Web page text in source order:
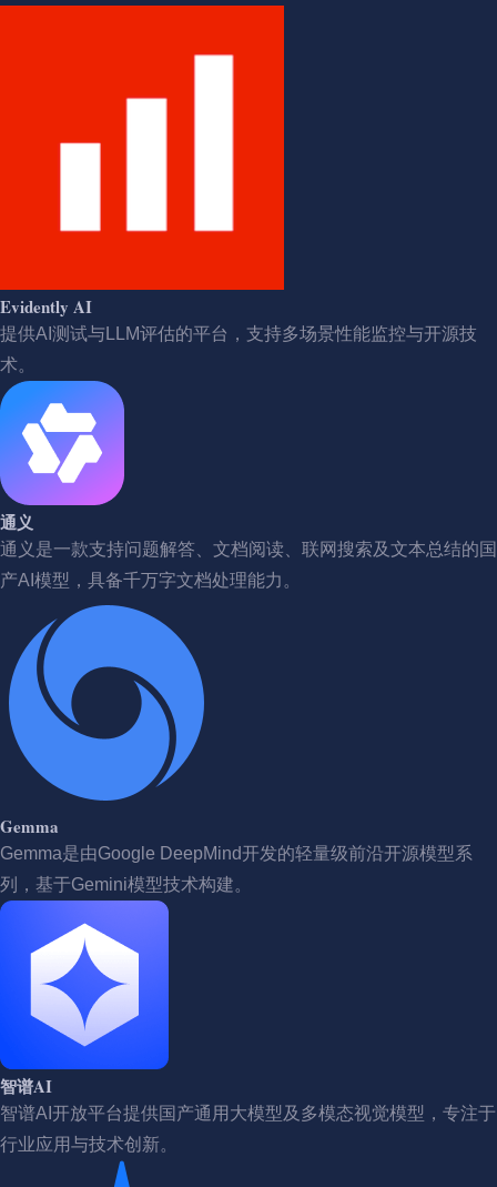
Evidently AI
提供AI测试与LLM评估的平台，支持多场景性能监控与开源技
术。
通义
通义是一款支持问题解答、文档阅读、联网搜索及文本总结的国
产AI模型，具备千万字文档处理能力。
Gemma
Gemma是由Google DeepMind开发的轻量级前沿开源模型系
列，基于Gemini模型技术构建。
智谱AI
智谱AI开放平台提供国产通用大模型及多模态视觉模型，专注于
行业应用与技术创新。